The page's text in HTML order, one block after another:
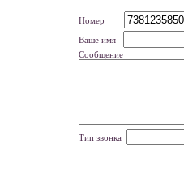
Номер
Ваше имя
Сообщение
Тип звонка